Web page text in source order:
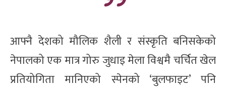
आफ्नै देशको मौलिक शैली र संस्कृति बनिसकेको
नेपालको एक मात्र गोरु जुधाइ मेला विश्वमै चर्चित खेल
प्रतियोगिता मानिएको स्पेनको ‘बुलफाइट’ पनि